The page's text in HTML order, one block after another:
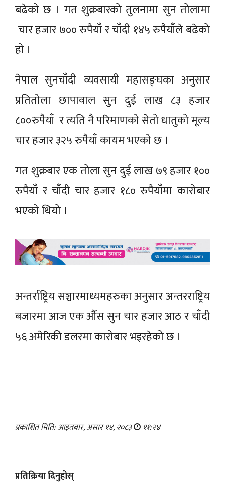
बढेको छ । गत शुक्रबारको तुलनामा सुन तोलामा
चार हजार ७०० रुपैयाँ र चाँदी १४५ रुपैयाँले बढेको
हो ।
नेपाल सुनचाँदी व्यवसायी महासङ्घका अनुसार
प्रतितोला छापावाल सुुन दुई लाख ८३ हजार
८००रुपैयाँ र त्यति नै परिमाणको सेतो धातुको मूल्य
चार हजार ३२५ रुपैयाँ कायम भएको छ ।
गत शुक्रबार एक तोला सुन दुई लाख ७९ हजार १००
रुपैयाँ र चाँदी चार हजार १८० रुपैयाँमा कारोबार
भएको थियो ।
अन्तर्राष्ट्रिय सञ्चारमाध्यमहरुका अनुसार अन्तरराष्ट्रिय
बजारमा आज एक औँस सुन चार हजार आठ र चाँदी
५६ अमेरिकी डलरमा कारोबार भइरहेको छ ।
प्रकाशित मिति: आइतबार, असार १४, २०८३ ११:२४
प्रतिक्रिया दिनुहोस्